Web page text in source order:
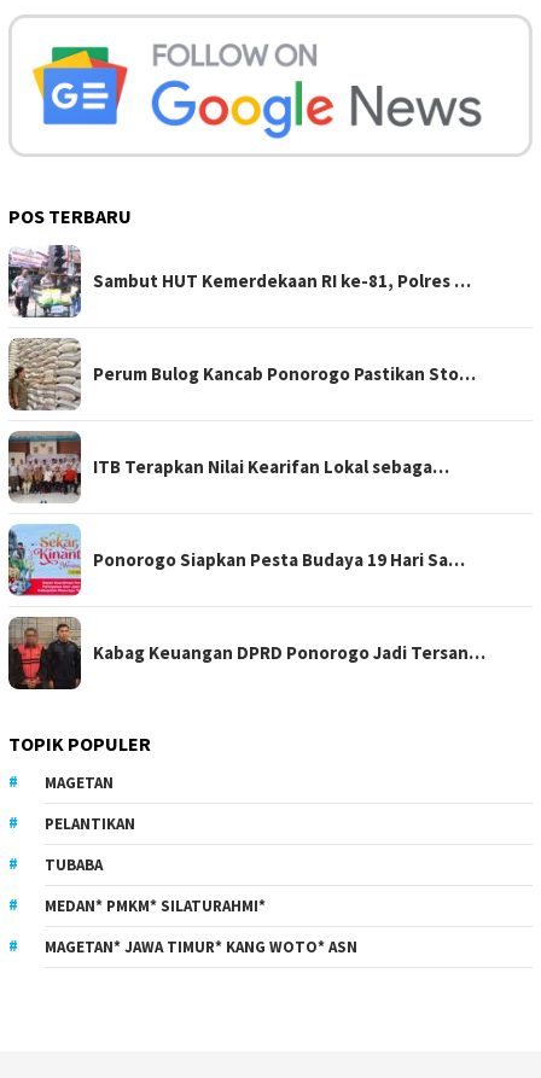
POS TERBARU
Sambut HUT Kemerdekaan RI ke-81, Polres …
Perum Bulog Kancab Ponorogo Pastikan Sto…
ITB Terapkan Nilai Kearifan Lokal sebaga…
Ponorogo Siapkan Pesta Budaya 19 Hari Sa…
Kabag Keuangan DPRD Ponorogo Jadi Tersan…
TOPIK POPULER
MAGETAN
PELANTIKAN
TUBABA
MEDAN* PMKM* SILATURAHMI*
MAGETAN* JAWA TIMUR* KANG WOTO* ASN